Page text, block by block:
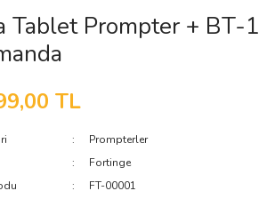
Tablet Prompter + BT-1
TL
Prompterler
Fortinge
FT-00001